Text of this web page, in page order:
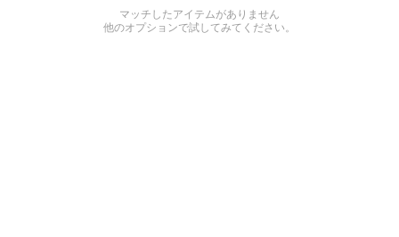
マッチしたアイテムがありません
他のオプションで試してみてください。